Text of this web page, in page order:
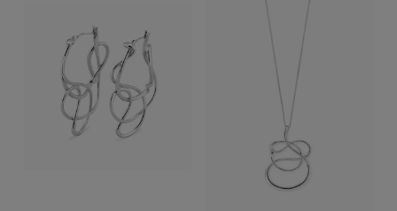
コート
ルームウェア・パジャマ
ボディバッグ・ウェストポーチ
クラッチバッグ
スマートフォンケース・タブレットケース
アイウェア
ベルト
リング
コサージュ・ブローチ
シューズ
バッグ・小物
CONTENTS
特集一覧
全てのサイズ
販売状況
全ての価格